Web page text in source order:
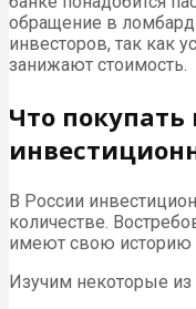
обращение в
инвесторов, так как
занижают стоимость.
Что покупать
В России
количестве.
имеют свою историю
Изучим некоторые из